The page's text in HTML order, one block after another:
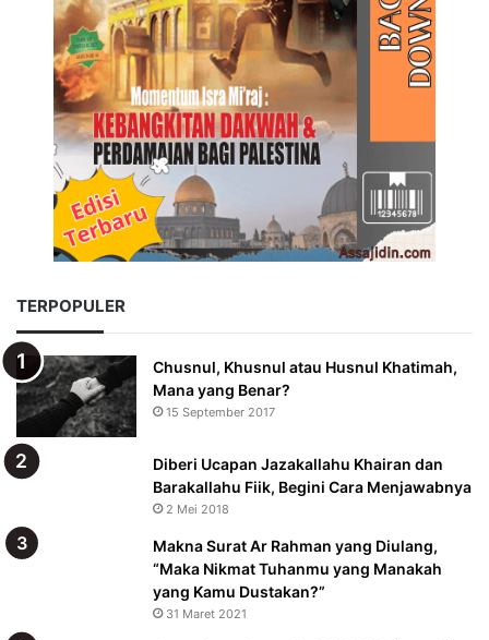
TERPOPULER
Chusnul, Khusnul atau Husnul Khatimah,
Mana yang Benar?
15 September 2017
Diberi Ucapan Jazakallahu Khairan dan
Barakallahu Fiik, Begini Cara Menjawabnya
2 Mei 2018
Makna Surat Ar Rahman yang Diulang,
“Maka Nikmat Tuhanmu yang Manakah
yang Kamu Dustakan?”
31 Maret 2021